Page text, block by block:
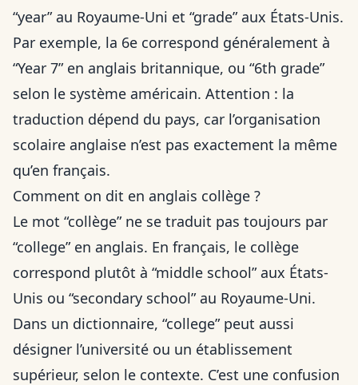
“year” au Royaume-Uni et “grade” aux États-Unis.
Par exemple, la 6e correspond généralement à
“Year 7” en anglais britannique, ou “6th grade”
selon le système américain. Attention : la
traduction dépend du pays, car l’organisation
scolaire anglaise n’est pas exactement la même
qu’en français.
Comment on dit en anglais collège ?
Le mot “collège” ne se traduit pas toujours par
“college” en anglais. En français, le collège
correspond plutôt à “middle school” aux États-
Unis ou “secondary school” au Royaume-Uni.
Dans un dictionnaire, “college” peut aussi
désigner l’université ou un établissement
supérieur, selon le contexte. C’est une confusion